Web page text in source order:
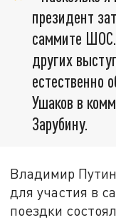
президент
саммите
других
естественно
Ушаков в
Зарубину.
Владимир
для участия в
поездки